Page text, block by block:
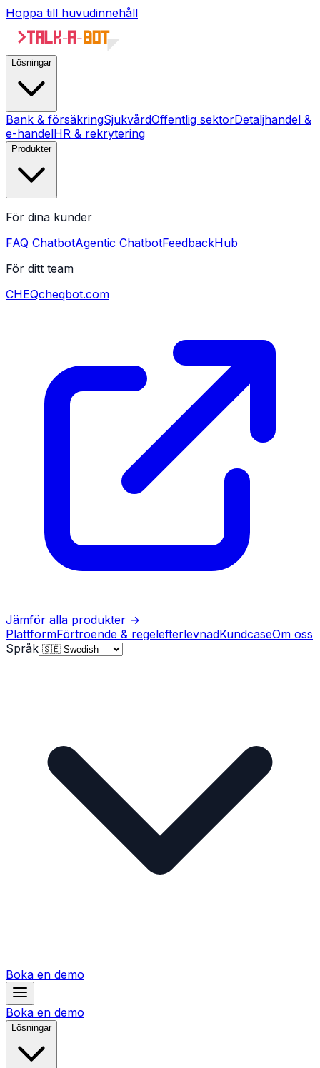
Hoppa till huvudinnehåll
Lösningar
Bank & försäkringSjukvårdOffentlig sektorDetaljhandel &
e-handelHR & rekrytering
Produkter
För dina kunder
FAQ ChatbotAgentic ChatbotFeedbackHub
För ditt team
CHEQcheqbot.com
Jämför alla produkter →
PlattformFörtroende & regelefterlevnadKundcaseOm oss
Språk
Boka en demo
Boka en demo
Lösningar